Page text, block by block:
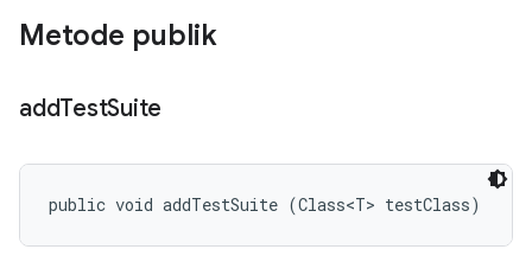
Metode publik
addTestSuite
public void addTestSuite (Class<T> testClass)